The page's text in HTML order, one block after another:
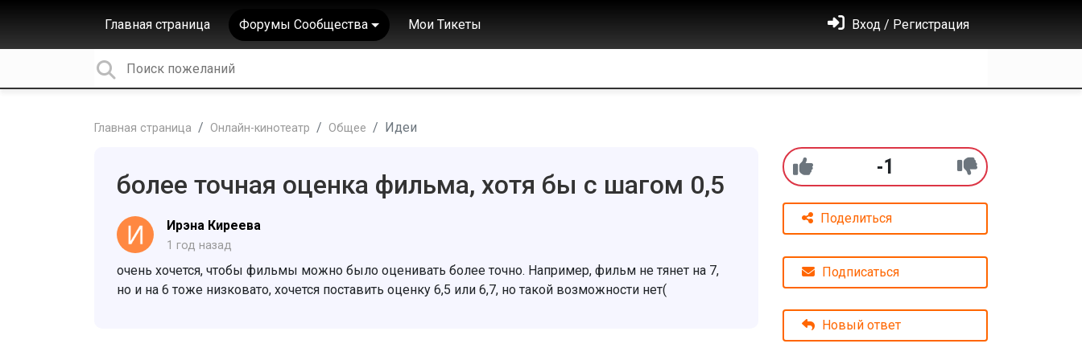
Главная страница Форумы Сообщества Мои Тикеты Вход / Регистрация
Главная страница Онлайн-кинотеатр Общее Идеи
более точная оценка фильма, хотя бы с шагом 0,5
Ирэна Киреева
1 год назад
очень хочется, чтобы фильмы можно было оценивать более точно. Например, фильм не тянет на 7,
но и на 6 тоже низковато, хочется поставить оценку 6,5 или 6,7, но такой возможности нет(
-1
Поделиться
Подписаться
Новый ответ